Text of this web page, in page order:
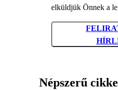
elküldjük Önnek a
Népszerű